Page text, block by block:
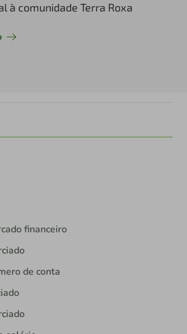
à comunidade Terra Roxa
financeiro
de conta